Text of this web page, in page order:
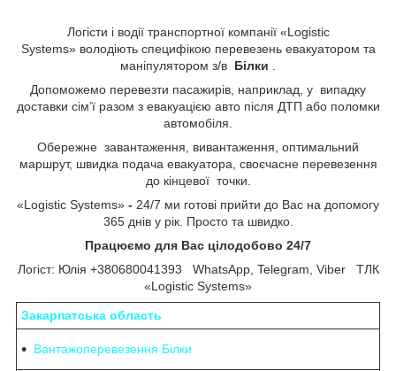
Логісти і водії транспортної компанії «Logistic
Systems» володіють специфікою перевезень евакуатором та
маніпулятором з/в Білки
Допоможемо перевезти пасажирів, наприклад, у випадку
доставки сім’ї разом з евакуацією авто після ДТП або поломки
автомобіля.
Обережне завантаження, вивантаження, оптимальний
маршрут, швидка подача евакуатора, своєчасне перевезення
до кінцевої точки.
«Logistic Systems» - 24/7 ми готові прийти до Вас на допомогу
365 днів у рік. Просто та швидко.
Працюємо для Вас цілодобово 24/7
Логіст: Юлія +380680041393 WhatsApp, Telegram, Viber ТЛК
«Logistic Systems»
Закарпатська область
Вантажоперевезення Білки